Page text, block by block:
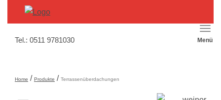
Tel.: 0511 9781030 Menü
Home / Produkte / Terrassenüberdachungen